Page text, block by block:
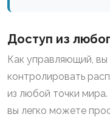
Доступ из
Как управляющий,
контролировать
из любой точки
вы легко можете